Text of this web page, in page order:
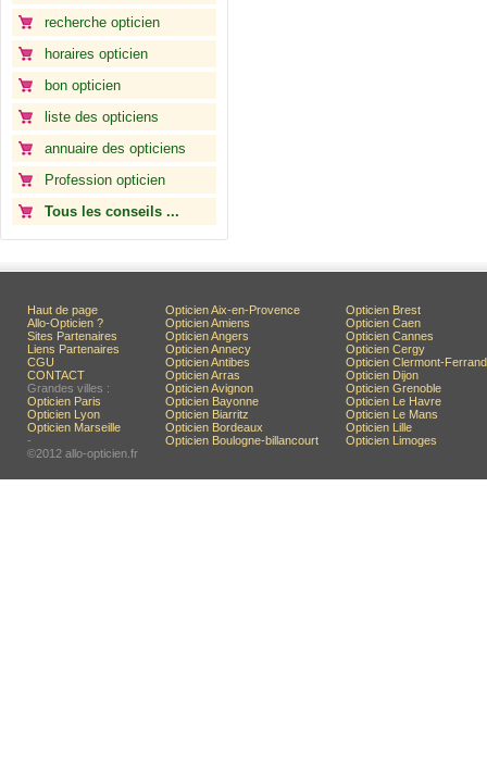
recherche opticien
horaires opticien
bon opticien
liste des opticiens
annuaire des opticiens
Profession opticien
Tous les conseils ...
Haut de page
Allo-Opticien ?
Sites Partenaires
Liens Partenaires
CGU
CONTACT
Grandes villes :
Opticien Paris
Opticien Lyon
Opticien Marseille
-
©2012 allo-opticien.fr
Opticien Aix-en-Provence
Opticien Amiens
Opticien Angers
Opticien Annecy
Opticien Antibes
Opticien Arras
Opticien Avignon
Opticien Bayonne
Opticien Biarritz
Opticien Bordeaux
Opticien Boulogne-billancourt
Opticien Brest
Opticien Caen
Opticien Cannes
Opticien Cergy
Opticien Clermont-Ferrand
Opticien Dijon
Opticien Grenoble
Opticien Le Havre
Opticien Le Mans
Opticien Lille
Opticien Limoges